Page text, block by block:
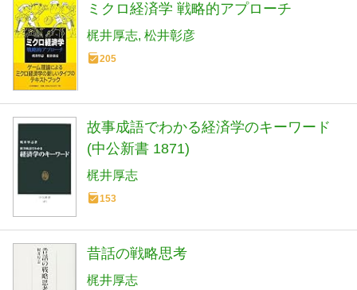
ミクロ経済学 戦略的アプローチ
梶井厚志 松井彰彦
205
故事成語でわかる経済学のキーワード
(中公新書 1871)
梶井厚志
153
昔話の戦略思考
梶井厚志